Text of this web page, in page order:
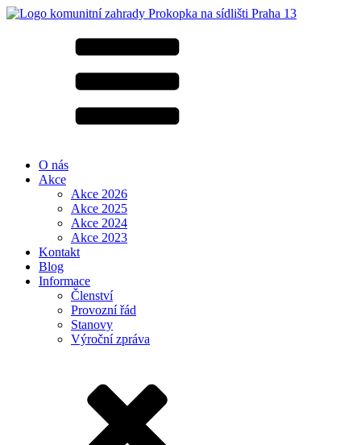
O nás
Akce
Akce 2026
Akce 2025
Akce 2024
Akce 2023
Kontakt
Blog
Informace
Členství
Provozní řád
Stanovy
Výroční zpráva